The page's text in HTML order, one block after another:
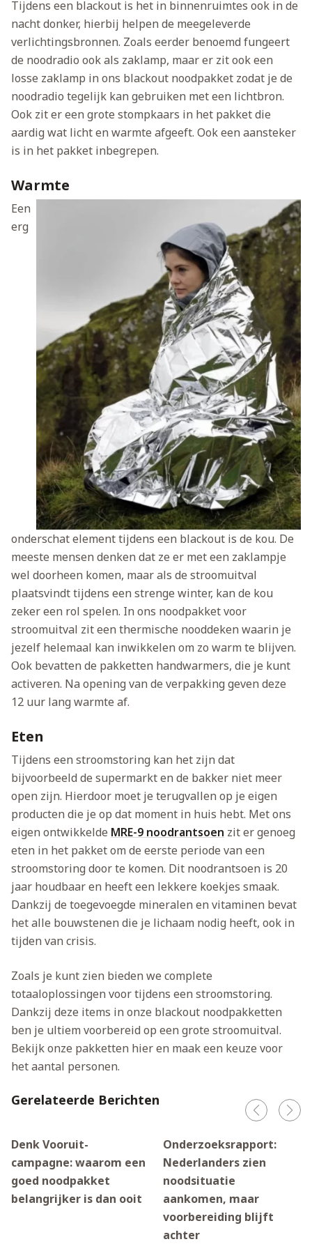
Tijdens een blackout is het in binnenruimtes ook in de
nacht donker, hierbij helpen de meegeleverde
verlichtingsbronnen. Zoals eerder benoemd fungeert
de noodradio ook als zaklamp, maar er zit ook een
losse zaklamp in ons blackout noodpakket zodat je de
noodradio tegelijk kan gebruiken met een lichtbron.
Ook zit er een grote stompkaars in het pakket die
aardig wat licht en warmte afgeeft. Ook een aansteker
is in het pakket inbegrepen.
Warmte
Een
erg
onderschat element tijdens een blackout is de kou. De
meeste mensen denken dat ze er met een zaklampje
wel doorheen komen, maar als de stroomuitval
plaatsvindt tijdens een strenge winter, kan de kou
zeker een rol spelen. In ons noodpakket voor
stroomuitval zit een thermische nooddeken waarin je
jezelf helemaal kan inwikkelen om zo warm te blijven.
Ook bevatten de pakketten handwarmers, die je kunt
activeren. Na opening van de verpakking geven deze
12 uur lang warmte af.
Eten
Tijdens een stroomstoring kan het zijn dat
bijvoorbeeld de supermarkt en de bakker niet meer
open zijn. Hierdoor moet je terugvallen op je eigen
producten die je op dat moment in huis hebt. Met ons
eigen ontwikkelde MRE-9 noodrantsoen zit er genoeg
eten in het pakket om de eerste periode van een
stroomstoring door te komen. Dit noodrantsoen is 20
jaar houdbaar en heeft een lekkere koekjes smaak.
Dankzij de toegevoegde mineralen en vitaminen bevat
het alle bouwstenen die je lichaam nodig heeft, ook in
tijden van crisis.
Zoals je kunt zien bieden we complete
totaaloplossingen voor tijdens een stroomstoring.
Dankzij deze items in onze blackout noodpakketten
ben je ultiem voorbereid op een grote stroomuitval.
Bekijk onze pakketten hier en maak een keuze voor
het aantal personen.
Gerelateerde Berichten
Denk Vooruit-
campagne: waarom een
goed noodpakket
belangrijker is dan ooit
Onderzoeksrapport:
Nederlanders zien
noodsituatie
aankomen, maar
voorbereiding blijft
achter